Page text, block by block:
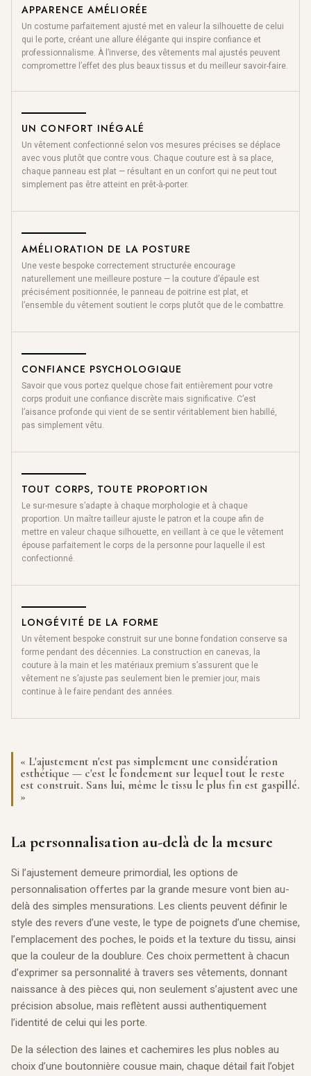
APPARENCE AMÉLIORÉE
Un costume parfaitement ajusté met en valeur la silhouette de celui
qui le porte, créant une allure élégante qui inspire confiance et
professionnalisme. À l’inverse, des vêtements mal ajustés peuvent
compromettre l’effet des plus beaux tissus et du meilleur savoir-faire.
UN CONFORT INÉGALÉ
Un vêtement confectionné selon vos mesures précises se déplace
avec vous plutôt que contre vous. Chaque couture est à sa place,
chaque panneau est plat — résultant en un confort qui ne peut tout
simplement pas être atteint en prêt-à-porter.
AMÉLIORATION DE LA POSTURE
Une veste bespoke correctement structurée encourage
naturellement une meilleure posture — la couture d’épaule est
précisément positionnée, le panneau de poitrine est plat, et
l’ensemble du vêtement soutient le corps plutôt que de le combattre.
CONFIANCE PSYCHOLOGIQUE
Savoir que vous portez quelque chose fait entièrement pour votre
corps produit une confiance discrète mais significative. C’est
l’aisance profonde qui vient de se sentir véritablement bien habillé,
pas simplement vêtu.
TOUT CORPS, TOUTE PROPORTION
Le sur-mesure s’adapte à chaque morphologie et à chaque
proportion. Un maître tailleur ajuste le patron et la coupe afin de
mettre en valeur chaque silhouette, en veillant à ce que le vêtement
épouse parfaitement le corps de la personne pour laquelle il est
confectionné.
LONGÉVITÉ DE LA FORME
Un vêtement bespoke construit sur une bonne fondation conserve sa
forme pendant des décennies. La construction en canevas, la
couture à la main et les matériaux premium s’assurent que le
vêtement ne s’ajuste pas seulement bien le premier jour, mais
continue à le faire pendant des années.
« L'ajustement n'est pas simplement une considération
esthétique — c'est le fondement sur lequel tout le reste
est construit. Sans lui, même le tissu le plus fin est gaspillé.
»
La personnalisation au-delà de la mesure
Si l’ajustement demeure primordial, les options de
personnalisation offertes par la grande mesure vont bien au-
delà des simples mensurations. Les clients peuvent définir le
style des revers d’une veste, le type de poignets d’une chemise,
l’emplacement des poches, le poids et la texture du tissu, ainsi
que la couleur de la doublure. Ces choix permettent à chacun
d’exprimer sa personnalité à travers ses vêtements, donnant
naissance à des pièces qui, non seulement s’ajustent avec une
précision absolue, mais reflètent aussi authentiquement
l’identité de celui qui les porte.
De la sélection des laines et cachemires les plus nobles au
choix d’une boutonnière cousue main, chaque détail fait l’objet